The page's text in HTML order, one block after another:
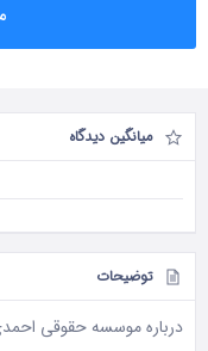
میانگین دیدگاه
توضیحات
درباره موسسه حقوقی